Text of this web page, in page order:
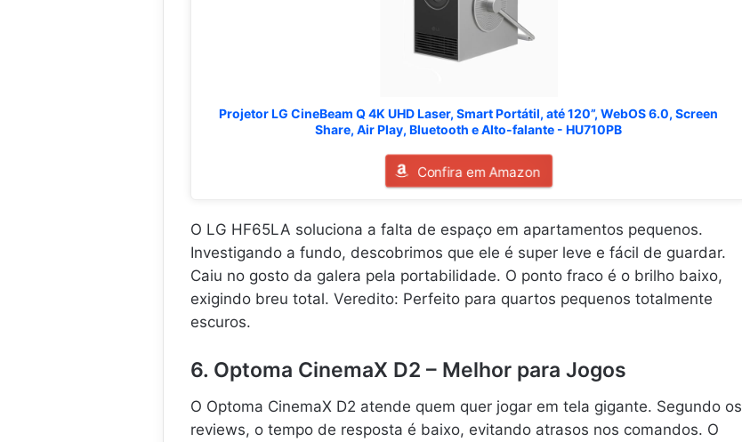
Projetor LG CineBeam Q 4K UHD Laser, Smart Portátil, até 120”, WebOS 6.0, Screen
Share, Air Play, Bluetooth e Alto-falante - HU710PB
Confira em Amazon
O LG HF65LA soluciona a falta de espaço em apartamentos pequenos.
Investigando a fundo, descobrimos que ele é super leve e fácil de guardar.
Caiu no gosto da galera pela portabilidade. O ponto fraco é o brilho baixo,
exigindo breu total. Veredito: Perfeito para quartos pequenos totalmente
escuros.
6. Optoma CinemaX D2 – Melhor para Jogos
O Optoma CinemaX D2 atende quem quer jogar em tela gigante. Segundo os
reviews, o tempo de resposta é baixo, evitando atrasos nos comandos. O